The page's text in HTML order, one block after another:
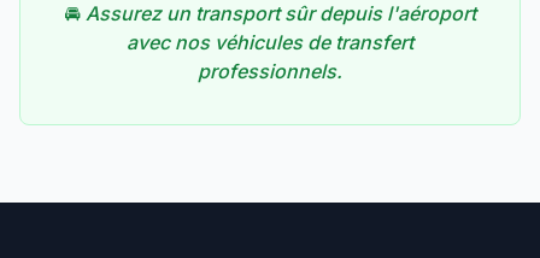
🚘 Assurez un transport sûr depuis l'aéroport
avec nos véhicules de transfert
professionnels.